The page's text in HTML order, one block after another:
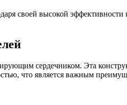
своей высокой
сердечником. Эта
что является важным